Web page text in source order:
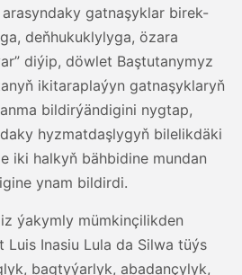
gatnaşyklar birek-
deňhukuklylyga, özara
diýip, döwlet Baştutanymyz
ikitaraplaýyn gatnaşyklaryň
bildirýändigini nygtap,
hyzmatdaşlygyň bilelikdäki
iki halkyň bähbidine mundan
ynam bildirdi.
ýakymly mümkinçilikden
Luis Inasiu Lula da Silwa tüýs
bagtyýarlyk, abadançylyk,